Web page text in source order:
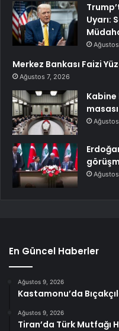
Uyarı:
Merkez Bankası Faizi
Ağustos 7, 2026
Kabine
En Güncel Haberler
Ağustos 9, 2026
Kastamonu’da
Ağustos 9, 2026
Tiran’da Türk Mutfağı